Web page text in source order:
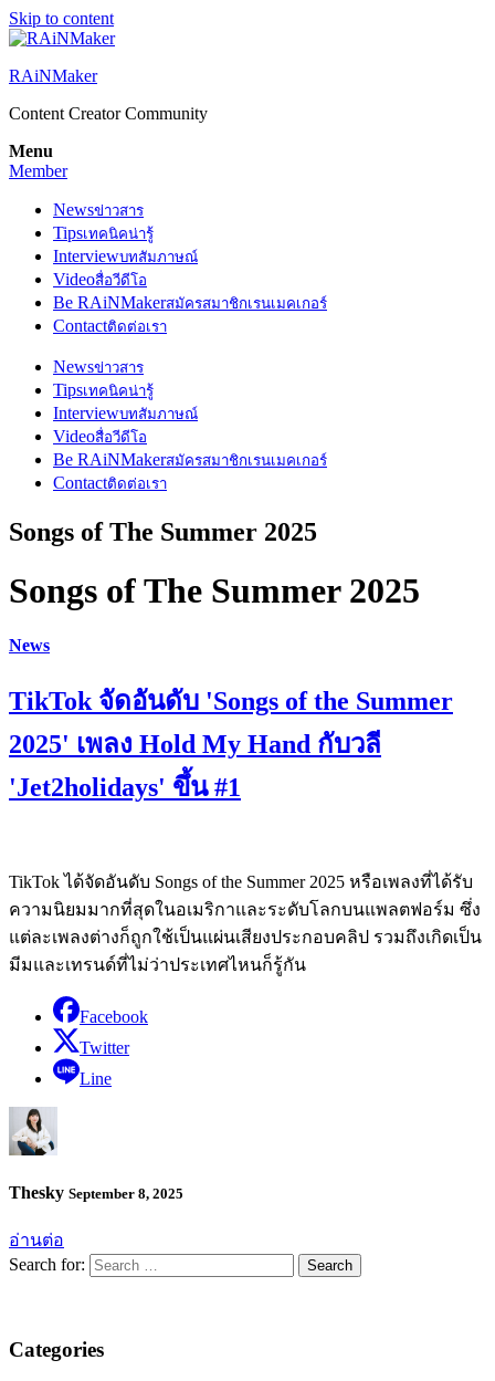
Skip to content
RAiNMaker
Content Creator Community
Menu
Member
Newsข่าวสาร
Tipsเทคนิคน่ารู้
Interviewบทสัมภาษณ์
Videoสื่อวีดีโอ
Be RAiNMakerสมัครสมาชิกเรนเมคเกอร์
Contactติดต่อเรา
Newsข่าวสาร
Tipsเทคนิคน่ารู้
Interviewบทสัมภาษณ์
Videoสื่อวีดีโอ
Be RAiNMakerสมัครสมาชิกเรนเมคเกอร์
Contactติดต่อเรา
Songs of The Summer 2025
Songs of The Summer 2025
News
TikTok จัดอันดับ 'Songs of the Summer
2025' เพลง Hold My Hand กับวลี
'Jet2holidays' ขึ้น #1
TikTok ได้จัดอันดับ Songs of the Summer 2025 หรือเพลงที่ได้รับ
ความนิยมมากที่สุดในอเมริกาและระดับโลกบนแพลตฟอร์ม ซึ่ง
แต่ละเพลงต่างก็ถูกใช้เป็นแผ่นเสียงประกอบคลิป รวมถึงเกิดเป็น
มีมและเทรนด์ที่ไม่ว่าประเทศไหนก็รู้กัน
Facebook
Twitter
Line
Thesky September 8, 2025
อ่านต่อ
Search for:
Categories